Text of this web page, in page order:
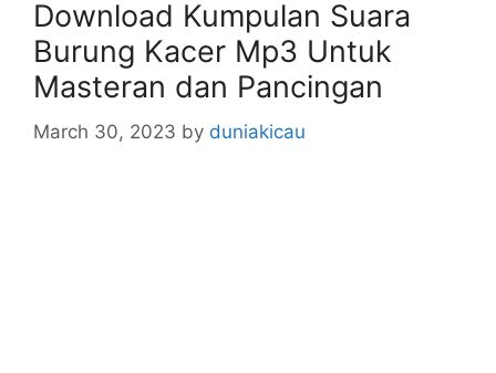
Download Kumpulan Suara
Burung Kacer Mp3 Untuk
Masteran dan Pancingan
March 30, 2023 by duniakicau